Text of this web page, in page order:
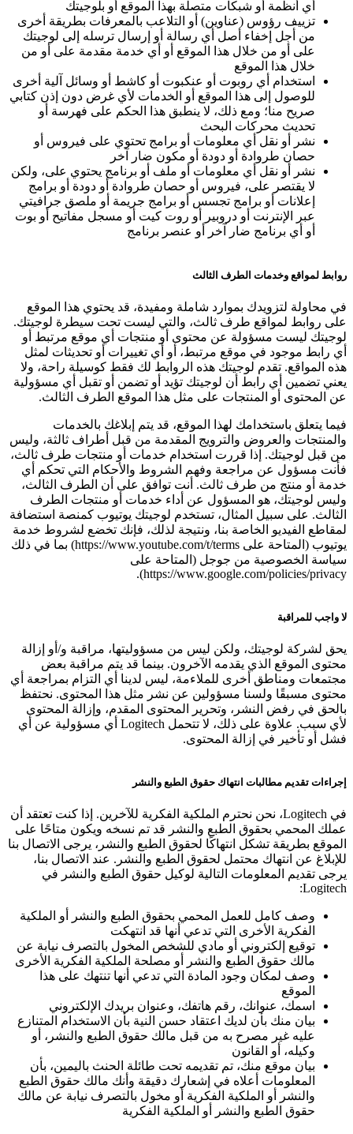
أي أنظمة أو شبكات متصلة بهذا الموقع أو بلوجيتك
تزييف رؤوس (عناوين) أو التلاعب بالمعرفات بطريقة أخرى
من أجل إخفاء أصل أي رسالة أو إرسال ترسله إلى لوجيتك
على أو من خلال هذا الموقع أو أي خدمة مقدمة على أو من
خلال هذا الموقع
استخدام أي روبوت أو عنكبوت أو كاشط أو وسائل آلية أخرى
للوصول إلى هذا الموقع أو الخدمات لأي غرض دون إذن كتابي
صريح منا؛ ومع ذلك، لا ينطبق هذا الحكم على فهرسة أو
تحديث محركات البحث
نشر أو نقل أي معلومات أو برامج تحتوي على فيروس أو
حصان طروادة أو دودة أو مكون ضار آخر
نشر أو نقل أي معلومات أو ملف أو برنامج يحتوي على، ولكن
لا يقتصر على، فيروس أو حصان طروادة أو دودة أو برامج
إعلانات أو برامج تجسس أو برامج جريمة أو ملصق جرافيتي
عبر الإنترنت أو دروبير أو روت كيت أو مسجل مفاتيح أو بوت
أو أي برنامج ضار آخر أو عنصر برنامج
روابط لمواقع وخدمات الطرف الثالث
في محاولة لتزويدك بموارد شاملة ومفيدة، قد يحتوي هذا الموقع
على روابط لمواقع طرف ثالث، والتي ليست تحت سيطرة لوجيتك.
لوجيتك ليست مسؤولة عن محتوى أو منتجات أي موقع مرتبط أو
أي رابط موجود في موقع مرتبط، أو أي تغييرات أو تحديثات لمثل
هذه المواقع. تقدم لوجيتك هذه الروابط لك فقط كوسيلة راحة، ولا
يعني تضمين أي رابط أن لوجيتك تؤيد أو تضمن أو تقبل أي مسؤولية
عن المحتوى أو المنتجات على مثل هذا الموقع الطرف الثالث.
فيما يتعلق باستخدامك لهذا الموقع، قد يتم إبلاغك بالخدمات
والمنتجات والعروض والترويج المقدمة من قبل أطراف ثالثة، وليس
من قبل لوجيتك. إذا قررت استخدام خدمات أو منتجات طرف ثالث،
فأنت مسؤول عن مراجعة وفهم الشروط والأحكام التي تحكم أي
خدمة أو منتج من طرف ثالث. أنت توافق على أن الطرف الثالث،
وليس لوجيتك، هو المسؤول عن أداء خدمات أو منتجات الطرف
الثالث. على سبيل المثال، تستخدم لوجيتك يوتيوب كمنصة استضافة
لمقاطع الفيديو الخاصة بنا، ونتيجة لذلك، فإنك تخضع لشروط خدمة
يوتيوب (المتاحة على https://www.youtube.com/t/terms) بما في ذلك
سياسة الخصوصية من جوجل (المتاحة على
https://www.google.com/policies/privacy).
لا واجب للمراقبة
يحق لشركة لوجيتك، ولكن ليس من مسؤوليتها، مراقبة و/أو إزالة
محتوى الموقع الذي يقدمه الآخرون. بينما قد يتم مراقبة بعض
مجتمعات ومناطق أخرى للملاءمة، ليس لدينا أي التزام بمراجعة أي
محتوى مسبقًا ولسنا مسؤولين عن نشر مثل هذا المحتوى. نحتفظ
بالحق في رفض النشر، وتحرير المحتوى المقدم، وإزالة المحتوى
لأي سبب. علاوة على ذلك، لا تتحمل Logitech أي مسؤولية عن أي
فشل أو تأخير في إزالة المحتوى.
إجراءات تقديم مطالبات انتهاك حقوق الطبع والنشر
في Logitech، نحن نحترم الملكية الفكرية للآخرين. إذا كنت تعتقد أن
عملك المحمي بحقوق الطبع والنشر قد تم نسخه ويكون متاحًا على
الموقع بطريقة تشكل انتهاكًا لحقوق الطبع والنشر، يرجى الاتصال بنا
للإبلاغ عن انتهاك محتمل لحقوق الطبع والنشر. عند الاتصال بنا،
يرجى تقديم المعلومات التالية لوكيل حقوق الطبع والنشر في
Logitech:
وصف كامل للعمل المحمي بحقوق الطبع والنشر أو الملكية
الفكرية الأخرى التي تدعي أنها قد انتهكت
توقيع إلكتروني أو مادي للشخص المخول بالتصرف نيابة عن
مالك حقوق الطبع والنشر أو مصلحة الملكية الفكرية الأخرى
وصف لمكان وجود المادة التي تدعي أنها تنتهك على هذا
الموقع
اسمك، عنوانك، رقم هاتفك، وعنوان بريدك الإلكتروني
بيان منك بأن لديك اعتقاد حسن النية بأن الاستخدام المتنازع
عليه غير مصرح به من قبل مالك حقوق الطبع والنشر، أو
وكيله، أو القانون
بيان موقع منك، تم تقديمه تحت طائلة الحنث باليمين، بأن
المعلومات أعلاه في إشعارك دقيقة وأنك مالك حقوق الطبع
والنشر أو الملكية الفكرية أو مخول بالتصرف نيابة عن مالك
حقوق الطبع والنشر أو الملكية الفكرية